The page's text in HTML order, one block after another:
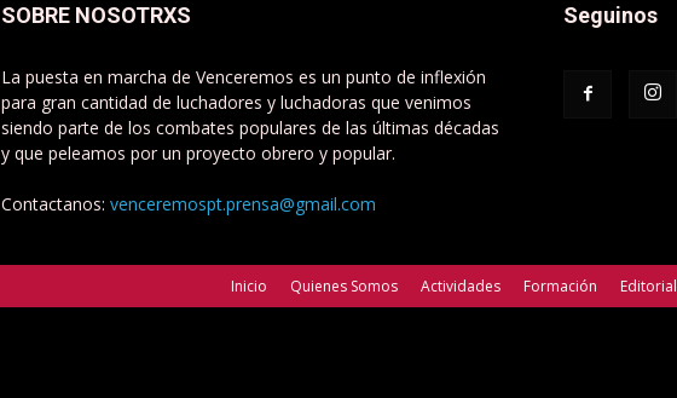
SOBRE NOSOTRXS
La puesta en marcha de Venceremos es un punto de inflexión
para gran cantidad de luchadores y luchadoras que venimos
siendo parte de los combates populares de las últimas décadas
y que peleamos por un proyecto obrero y popular.
Contactanos: venceremospt.prensa@gmail.com
Seguinos
Inicio Quienes Somos Actividades Formación Editorial